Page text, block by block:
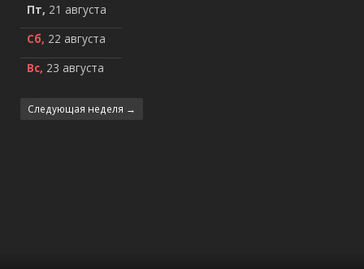
Пт, 21 августа
Сб, 22 августа
Вс, 23 августа
Следующая неделя →